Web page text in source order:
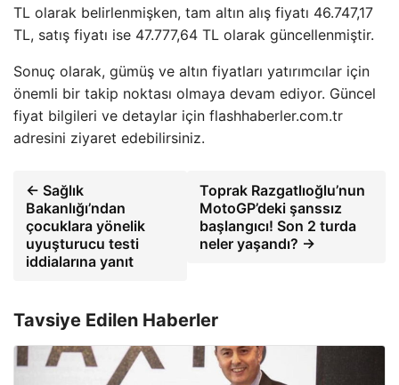
TL olarak belirlenmişken, tam altın alış fiyatı 46.747,17
TL, satış fiyatı ise 47.777,64 TL olarak güncellenmiştir.
Sonuç olarak, gümüş ve altın fiyatları yatırımcılar için
önemli bir takip noktası olmaya devam ediyor. Güncel
fiyat bilgileri ve detaylar için flashhaberler.com.tr
adresini ziyaret edebilirsiniz.
← Sağlık
Bakanlığı’ndan
çocuklara yönelik
uyuşturucu testi
iddialarına yanıt
Toprak Razgatlıoğlu’nun
MotoGP’deki şanssız
başlangıcı! Son 2 turda
neler yaşandı? →
Tavsiye Edilen Haberler